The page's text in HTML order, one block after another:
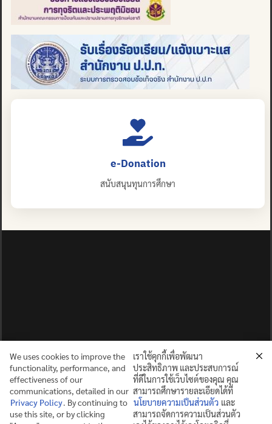
e-Donation
สนับสนุนทุนการศึกษา
ปญฺญาย ปริสุชฺฌติ (คนย่อมบริสุทธิ์ด้วยปัญญา)
We uses cookies to improve the
functionality, performance, and
effectiveness of our
communications, detailed in our
Privacy Policy. By continuing to
use this site, or by clicking
เราใช้คุกกี้เพื่อพัฒนา
ประสิทธิภาพ และประสบการณ์
ที่ดีในการใช้เว็บไซต์ของคุณ คุณ
สามารถศึกษารายละเอียดได้ที่
นโยบายความเป็นส่วนตัว และ
สามารถจัดการความเป็นส่วนตัว